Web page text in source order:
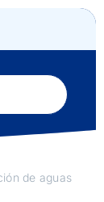
de aguas